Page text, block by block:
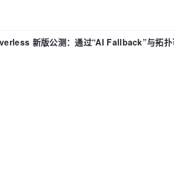
新版公测：通过“AI Fallback”与拓扑